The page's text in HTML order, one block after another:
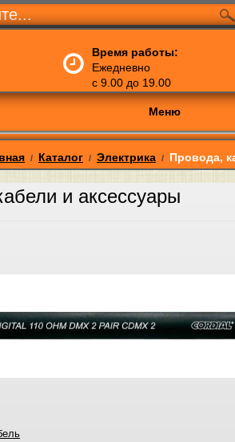
Время работы:
Ежедневно
с 9.00 до 19.00
Меню
/ Каталог / Электрика / Провода,
и аксессуары